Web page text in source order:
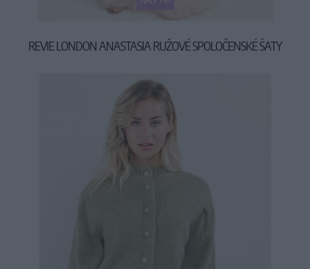
REVIE LONDON ANASTASIA RUŽOVÉ SPOLOČENSKÉ ŠATY
69,90 €